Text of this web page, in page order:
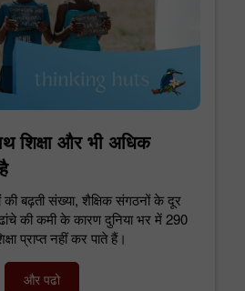
शिक्षा और भी अधिक
बढ़ती संख्या, शैक्षिक संगठनों के दूर
ढांचे की कमी के कारण दुनिया भर में 290
प्राप्त नहीं कर पाते हैं।
और पढो